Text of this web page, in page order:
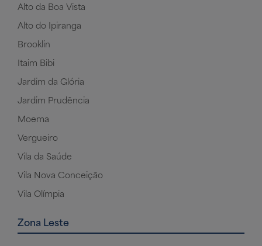
Alto da Boa Vista
Alto do Ipiranga
Brooklin
Itaim Bibi
Jardim da Glória
Jardim Prudência
Moema
Vergueiro
Vila da Saúde
Vila Nova Conceição
Vila Olímpia
Zona Leste